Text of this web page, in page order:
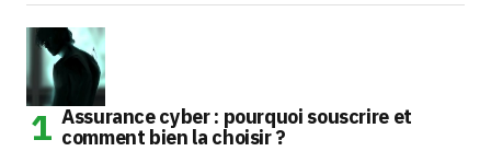
Assurance cyber : pourquoi souscrire et
comment bien la choisir ?